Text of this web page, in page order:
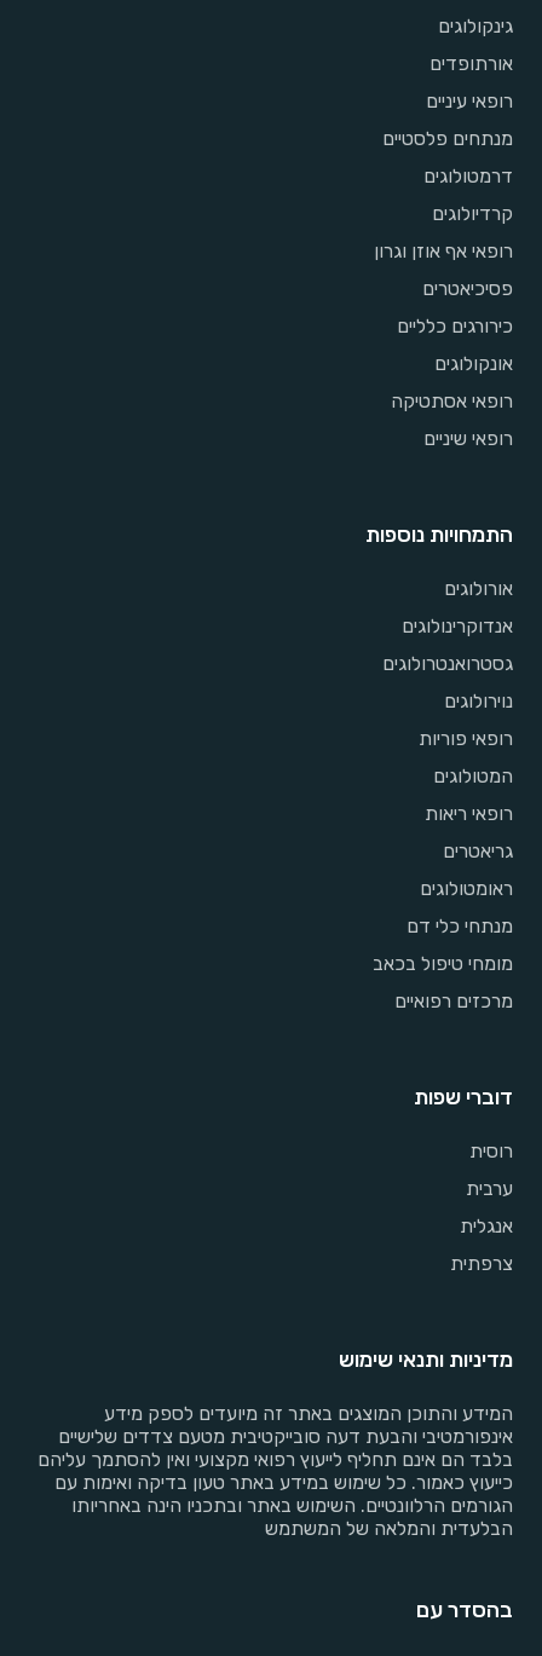
גינקולוגים
אורתופדים
רופאי עיניים
מנתחים פלסטיים
דרמטולוגים
קרדיולוגים
רופאי אף אוזן וגרון
פסיכיאטרים
כירורגים כלליים
אונקולוגים
רופאי אסתטיקה
רופאי שיניים
התמחויות נוספות
אורולוגים
אנדוקרינולוגים
גסטרואנטרולוגים
נוירולוגים
רופאי פוריות
המטולוגים
רופאי ריאות
גריאטרים
ראומטולוגים
מנתחי כלי דם
מומחי טיפול בכאב
מרכזים רפואיים
דוברי שפות
רוסית
ערבית
אנגלית
צרפתית
מדיניות ותנאי שימוש
המידע והתוכן המוצגים באתר זה מיועדים לספק מידע
אינפורמטיבי והבעת דעה סובייקטיבית מטעם צדדים שלישיים
בלבד הם אינם תחליף לייעוץ רפואי מקצועי ואין להסתמך עליהם
כייעוץ כאמור. כל שימוש במידע באתר טעון בדיקה ואימות עם
הגורמים הרלוונטיים. השימוש באתר ובתכניו הינה באחריותו
הבלעדית והמלאה של המשתמש
בהסדר עם